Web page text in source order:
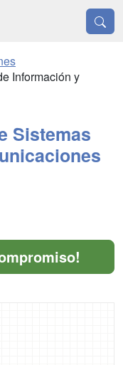
Información y
Sistemas